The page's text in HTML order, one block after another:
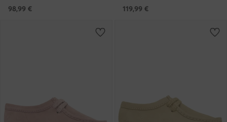
98,99 €
119,99 €